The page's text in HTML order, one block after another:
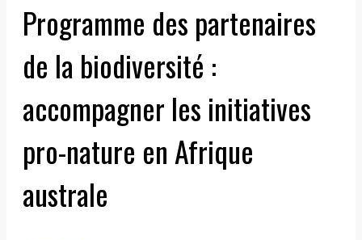
Programme des partenaires
de la biodiversité :
accompagner les initiatives
pro-nature en Afrique
australe